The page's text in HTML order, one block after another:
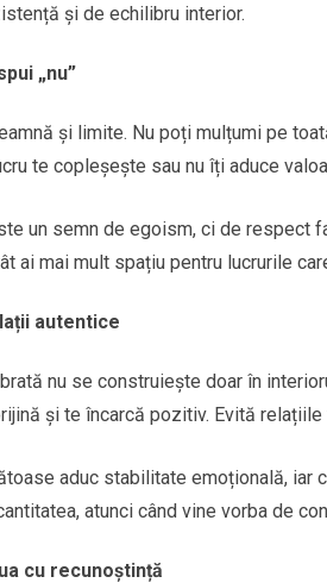
și de echilibru interior.
„nu”
și limite. Nu poți mulțumi pe
te copleșește sau nu îți aduce
un semn de egoism, ci de respect
ai mai mult spațiu pentru lucrurile
autentice
nu se construiește doar în
și te încarcă pozitiv. Evită
aduc stabilitate emoțională,
atunci când vine vorba de
cu recunoștință